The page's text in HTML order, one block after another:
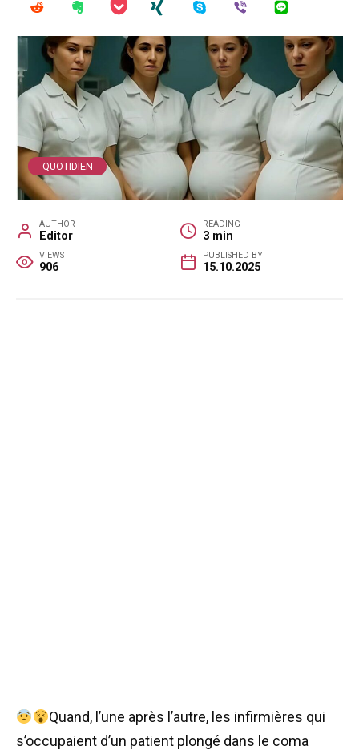
QUOTIDIEN
AUTHOR
Editor
READING
3 min
VIEWS
906
PUBLISHED BY
15.10.2025
Quand, l’une après l’autre, les infirmières qui
s’occupaient d’un patient plongé dans le coma